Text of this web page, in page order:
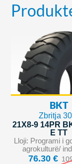
BKT
Zbritja
21X8-9 14PR
E TT
Lloji: Programi i
agrokulturë/
76.30 €